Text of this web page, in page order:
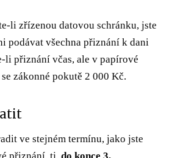
li zřízenou datovou schránku, jste
podávat všechna přiznání k dani
li přiznání včas, ale v papírové
zákonné pokutě 2 000 Kč.
ve stejném termínu, jako jste